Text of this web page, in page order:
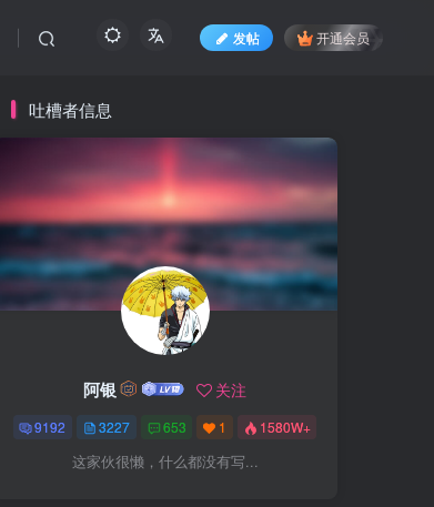
发帖 开通会员
吐槽者信息
阿银 关注
9192 3227 653 1 1580W+
这家伙很懒，什么都没有写...